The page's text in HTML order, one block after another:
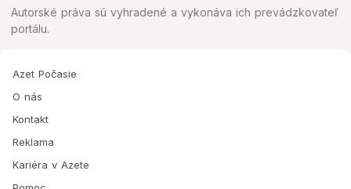
Autorské práva sú vyhradené a vykonáva ich prevádzkovateľ
portálu.
Azet Počasie
O nás
Kontakt
Reklama
Kariéra v Azete